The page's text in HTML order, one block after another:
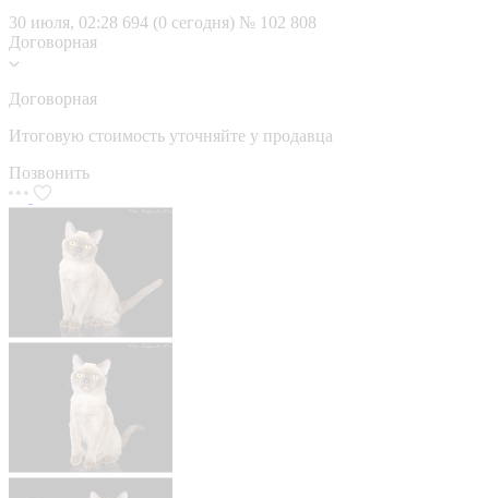
30 июля, 02:28 694 (0 сегодня) № 102 808
Договорная
Договорная
Итоговую стоимость уточняйте у продавца
Позвонить